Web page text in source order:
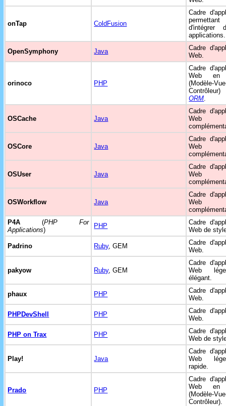
onTap ColdFusion
Cadre
permettant
d'intégrer
applications.
OpenSymphony Java
Cadre
Web.
orinoco PHP
Cadre
Web
(Modèle-
ORM.
OSCache Java
Cadre
Web
OSCore Java
Cadre
Web
OSUser Java
Cadre
Web
OSWorkflow Java
Cadre
Web
P4A (PHP For
Applications)
PHP
Cadre
Web de
Padrino Ruby, GEM
Cadre
Web.
pakyow Ruby, GEM
Cadre
Web
élégant.
phaux PHP
Cadre
Web.
PHPDevShell PHP
Cadre
Web.
PHP on Trax PHP
Cadre
Web de
Play! Java
Cadre
Web
rapide.
Prado PHP
Cadre
Web
(Modèle-
Contrôleur).